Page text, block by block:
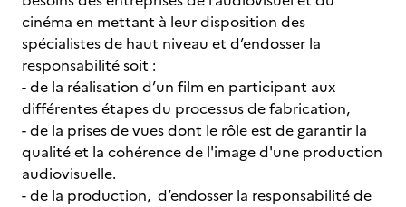
cinéma en mettant à leur disposition des
spécialistes de haut niveau et d’endosser la
responsabilité soit :
- de la réalisation d’un film en participant aux
différentes étapes du processus de fabrication,
- de la prises de vues dont le rôle est de garantir la
qualité et la cohérence de l'image d'une production
audiovisuelle.
- de la production, d’endosser la responsabilité de